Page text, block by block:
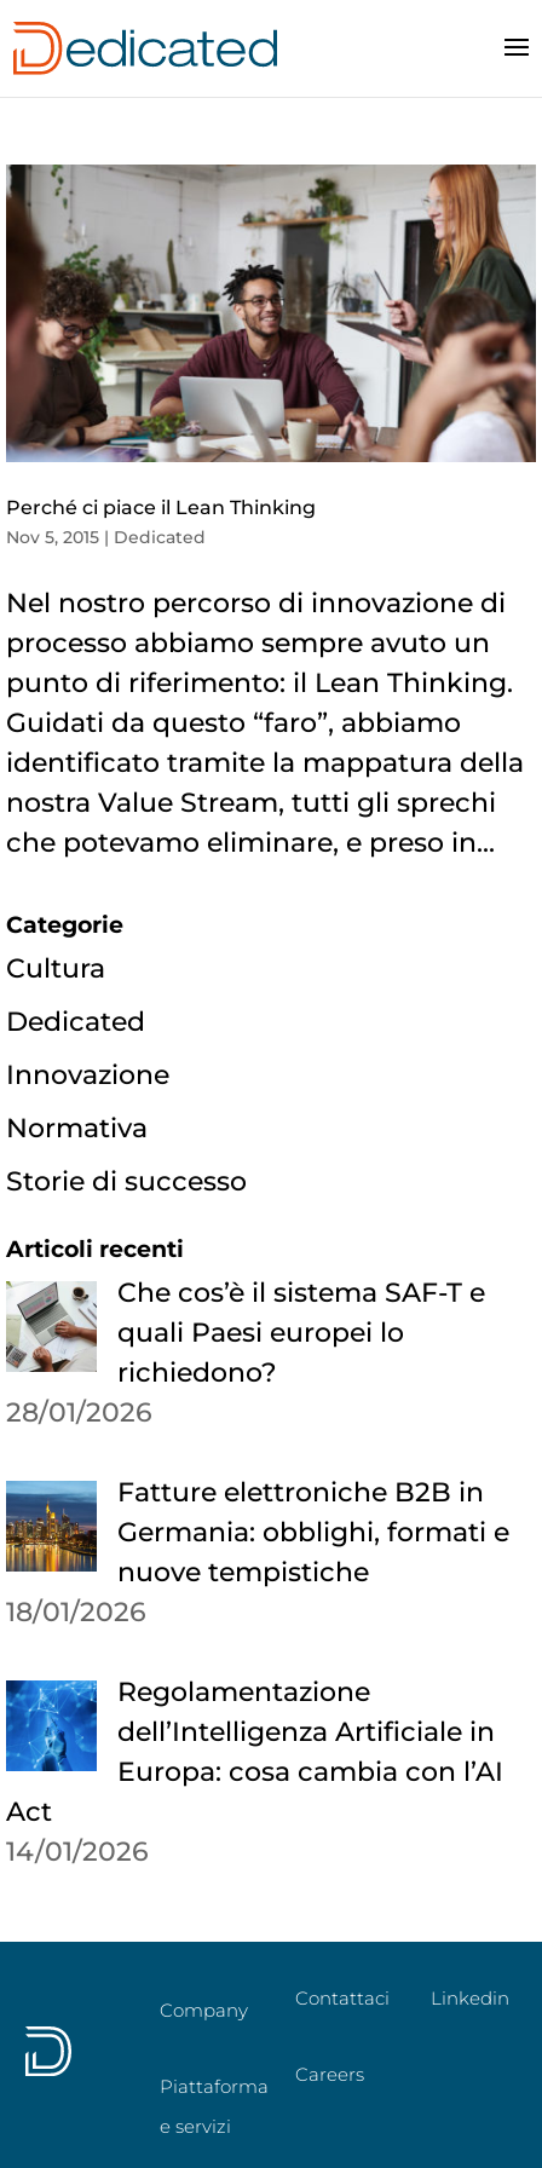
Perché ci piace il Lean Thinking
Nov 5, 2015 | Dedicated
Nel nostro percorso di innovazione di
processo abbiamo sempre avuto un
punto di riferimento: il Lean Thinking.
Guidati da questo “faro”, abbiamo
identificato tramite la mappatura della
nostra Value Stream, tutti gli sprechi
che potevamo eliminare, e preso in...
Categorie
Cultura
Dedicated
Innovazione
Normativa
Storie di successo
Articoli recenti
Che cos’è il sistema SAF-T e
quali Paesi europei lo
richiedono?
28/01/2026
Fatture elettroniche B2B in
Germania: obblighi, formati e
nuove tempistiche
18/01/2026
Regolamentazione
dell’Intelligenza Artificiale in
Europa: cosa cambia con l’AI
Act
14/01/2026
Company
Piattaforma
e servizi
Contattaci
Careers
Linkedin